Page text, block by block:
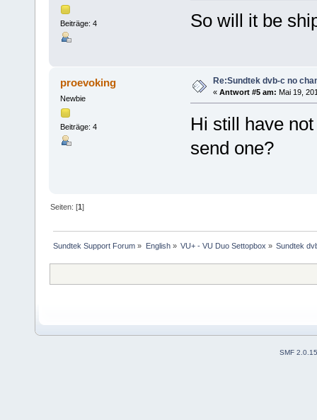
Beiträge: 4 So will it be
proevoking
Newbie
Beiträge: 4
Re:Sundtek dvb-c no
« Antwort #5 am: Mai 19,
Hi still have
send one?
Seiten: [1]
Sundtek Support Forum » English» VU+ - VU Duo Settopbox » Sundtek
SMF 2.0.15